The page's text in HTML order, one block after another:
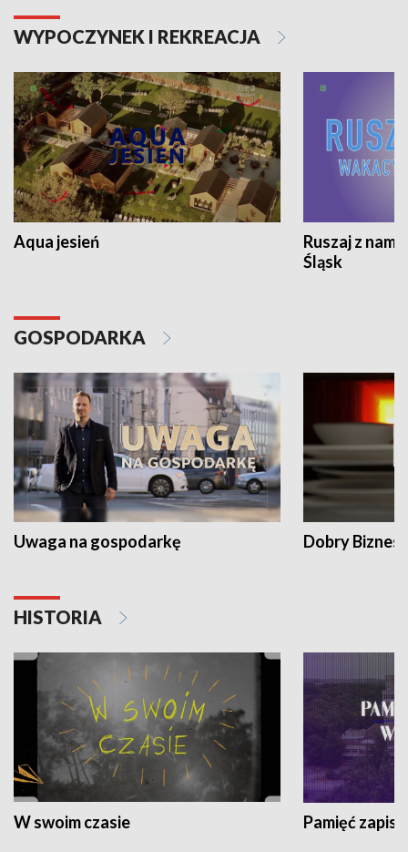
WYPOCZYNEK I REKREACJA
Aqua jesień
Ruszaj z
Śląsk
GOSPODARKA
Uwaga na gospodarkę Dobry Biznes
HISTORIA
W swoim czasie Pamięć